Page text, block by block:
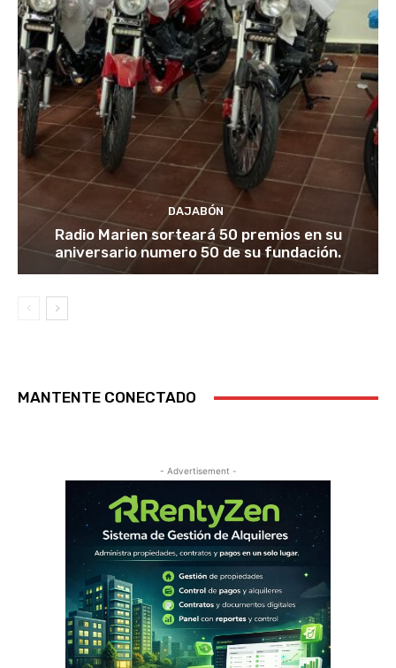
DAJABÓN
Radio Marien sorteará 50 premios en su
aniversario numero 50 de su fundación.
MANTENTE CONECTADO
- Advertisement -